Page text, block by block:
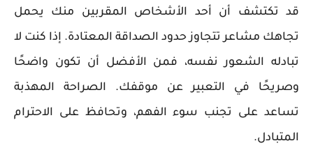
قد تكتشف أن أحد الأشخاص المقربين منك يحمل
تجاهك مشاعر تتجاوز حدود الصداقة المعتادة. إذا كنت لا
تبادله الشعور نفسه، فمن الأفضل أن تكون واضحًا
وصريحًا في التعبير عن موقفك. الصراحة المهذبة
تساعد على تجنب سوء الفهم، وتحافظ على الاحترام
المتبادل.